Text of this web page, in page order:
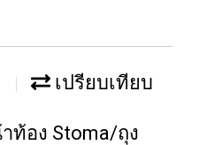
เปรียบเทียบ
ท้อง Stoma/ถุง